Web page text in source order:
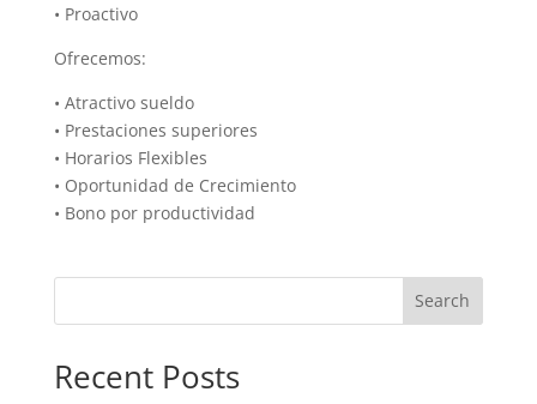
• Proactivo
Ofrecemos:
• Atractivo sueldo
• Prestaciones superiores
• Horarios Flexibles
• Oportunidad de Crecimiento
• Bono por productividad
Search
Recent Posts